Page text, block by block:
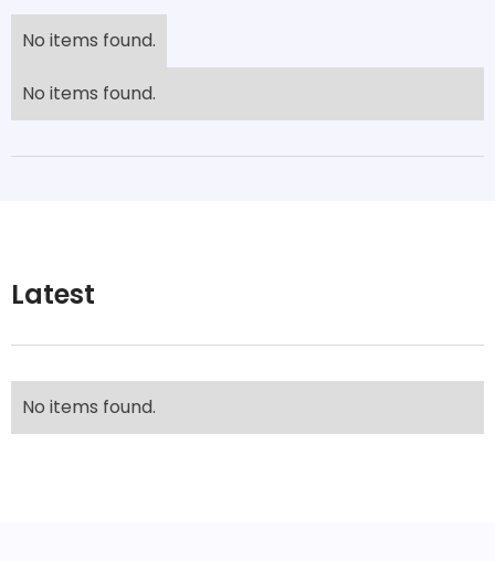
No items found.
No items found.
Latest
No items found.